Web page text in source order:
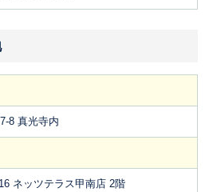
8 真光寺内
ネッツテラス甲南店 2階